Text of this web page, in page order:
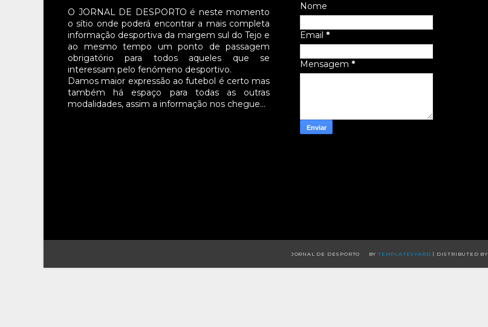
O JORNAL DE DESPORTO é neste momento
o sítio onde poderá encontrar a mais completa
informação desportiva da margem sul do Tejo e
ao mesmo tempo um ponto de passagem
obrigatório para todos aqueles que se
interessam pelo fenómeno desportivo.
Damos maior expressão ao futebol é certo mas
também há espaço para todas as outras
modalidades, assim a informação nos chegue…
Nome
Email *
Mensagem *
JORNAL DE DESPORTO BY TEMPLATESYARD | DISTRIBUTED BY